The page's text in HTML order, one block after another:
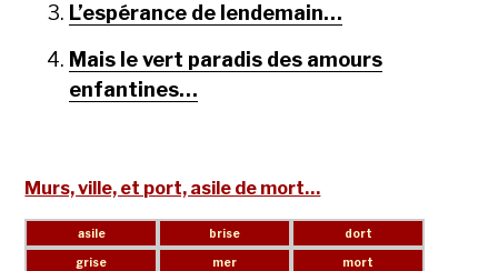
L’espérance de lendemain…
Mais le vert paradis des amours
enfantines…
Murs, ville, et port, asile de mort…